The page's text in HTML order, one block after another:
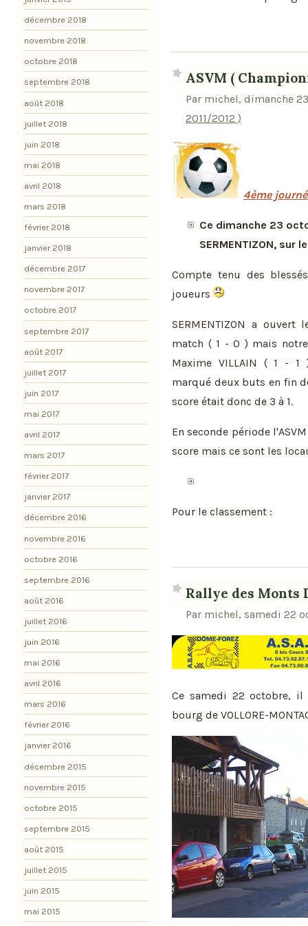
ASVM (
Par michel, dimanche
2011/2012 )
4ème
Ce dimanche 23
SERMENTIZON, sur
Compte tenu des
joueurs
SERMENTIZON a
match ( 1 - 0 ) mais
Maxime VILLAIN ( 1 - 1
marqué deux buts en fin
score était donc de 3 à 1.
En seconde période
score mais ce sont les
Pour le classement :
Rallye des Monts
Par michel, samedi 22
Ce samedi 22 octobre,
bourg de VOLLORE-
décembre 2018
novembre 2018
octobre 2018
septembre 2018
août 2018
juillet 2018
juin 2018
mai 2018
avril 2018
mars 2018
février 2018
janvier 2018
décembre 2017
novembre 2017
octobre 2017
septembre 2017
août 2017
juillet 2017
juin 2017
mai 2017
avril 2017
mars 2017
février 2017
janvier 2017
décembre 2016
novembre 2016
octobre 2016
septembre 2016
août 2016
juillet 2016
juin 2016
mai 2016
avril 2016
mars 2016
février 2016
janvier 2016
décembre 2015
novembre 2015
octobre 2015
septembre 2015
août 2015
juillet 2015
juin 2015
mai 2015